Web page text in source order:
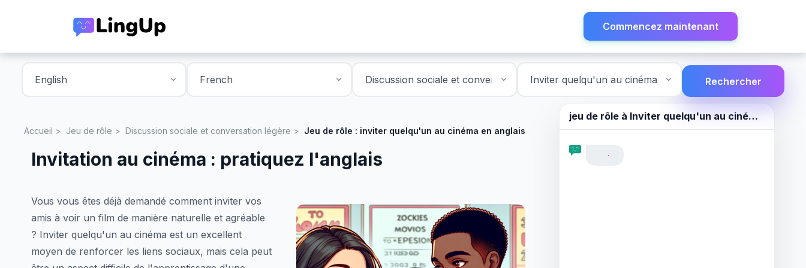
Commencez maintenant
Rechercher
jeu de rôle à Inviter quelqu'un au cinéma.
Accueil Jeu de rôle Discussion sociale et conversation légère Jeu de rôle : inviter quelqu'un au cinéma en anglais
Invitation au cinéma : pratiquez l'anglais
Vous vous êtes déjà demandé comment inviter vos
amis à voir un film de manière naturelle et agréable
? Inviter quelqu'un au cinéma est un excellent
moyen de renforcer les liens sociaux, mais cela peut